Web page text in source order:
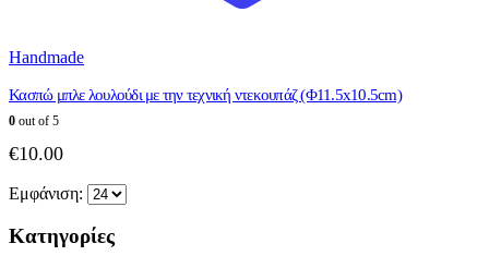
Handmade
Κασπώ μπλε λουλούδι με την τεχνική ντεκουπάζ (Φ11.5x10.5cm)
0 out of 5
€10.00
Εμφάνιση:
Κατηγορίες